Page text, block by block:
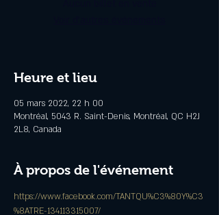
Heure et lieu
05 mars 2022, 22 h 00
Montréal, 5043 R. Saint-Denis, Montréal, QC H2J
2L8, Canada
À propos de l'événement
https://www.facebook.com/TANTQU%C3%80Y%C3
%8ATRE-134113315007/